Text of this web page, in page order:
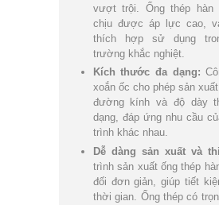
vượt trội. Ống thép hàn
chịu được áp lực cao,
thích hợp sử dụng
trường khắc nghiệt.
Kích thước đa dạng:
xoắn ốc cho phép sản
đường kính và độ dày
dạng, đáp ứng nhu cầu
trình khác nhau.
Dễ dàng sản xuất và
trình sản xuất ống thép
đối đơn giản, giúp tiết
thời gian. Ống thép có